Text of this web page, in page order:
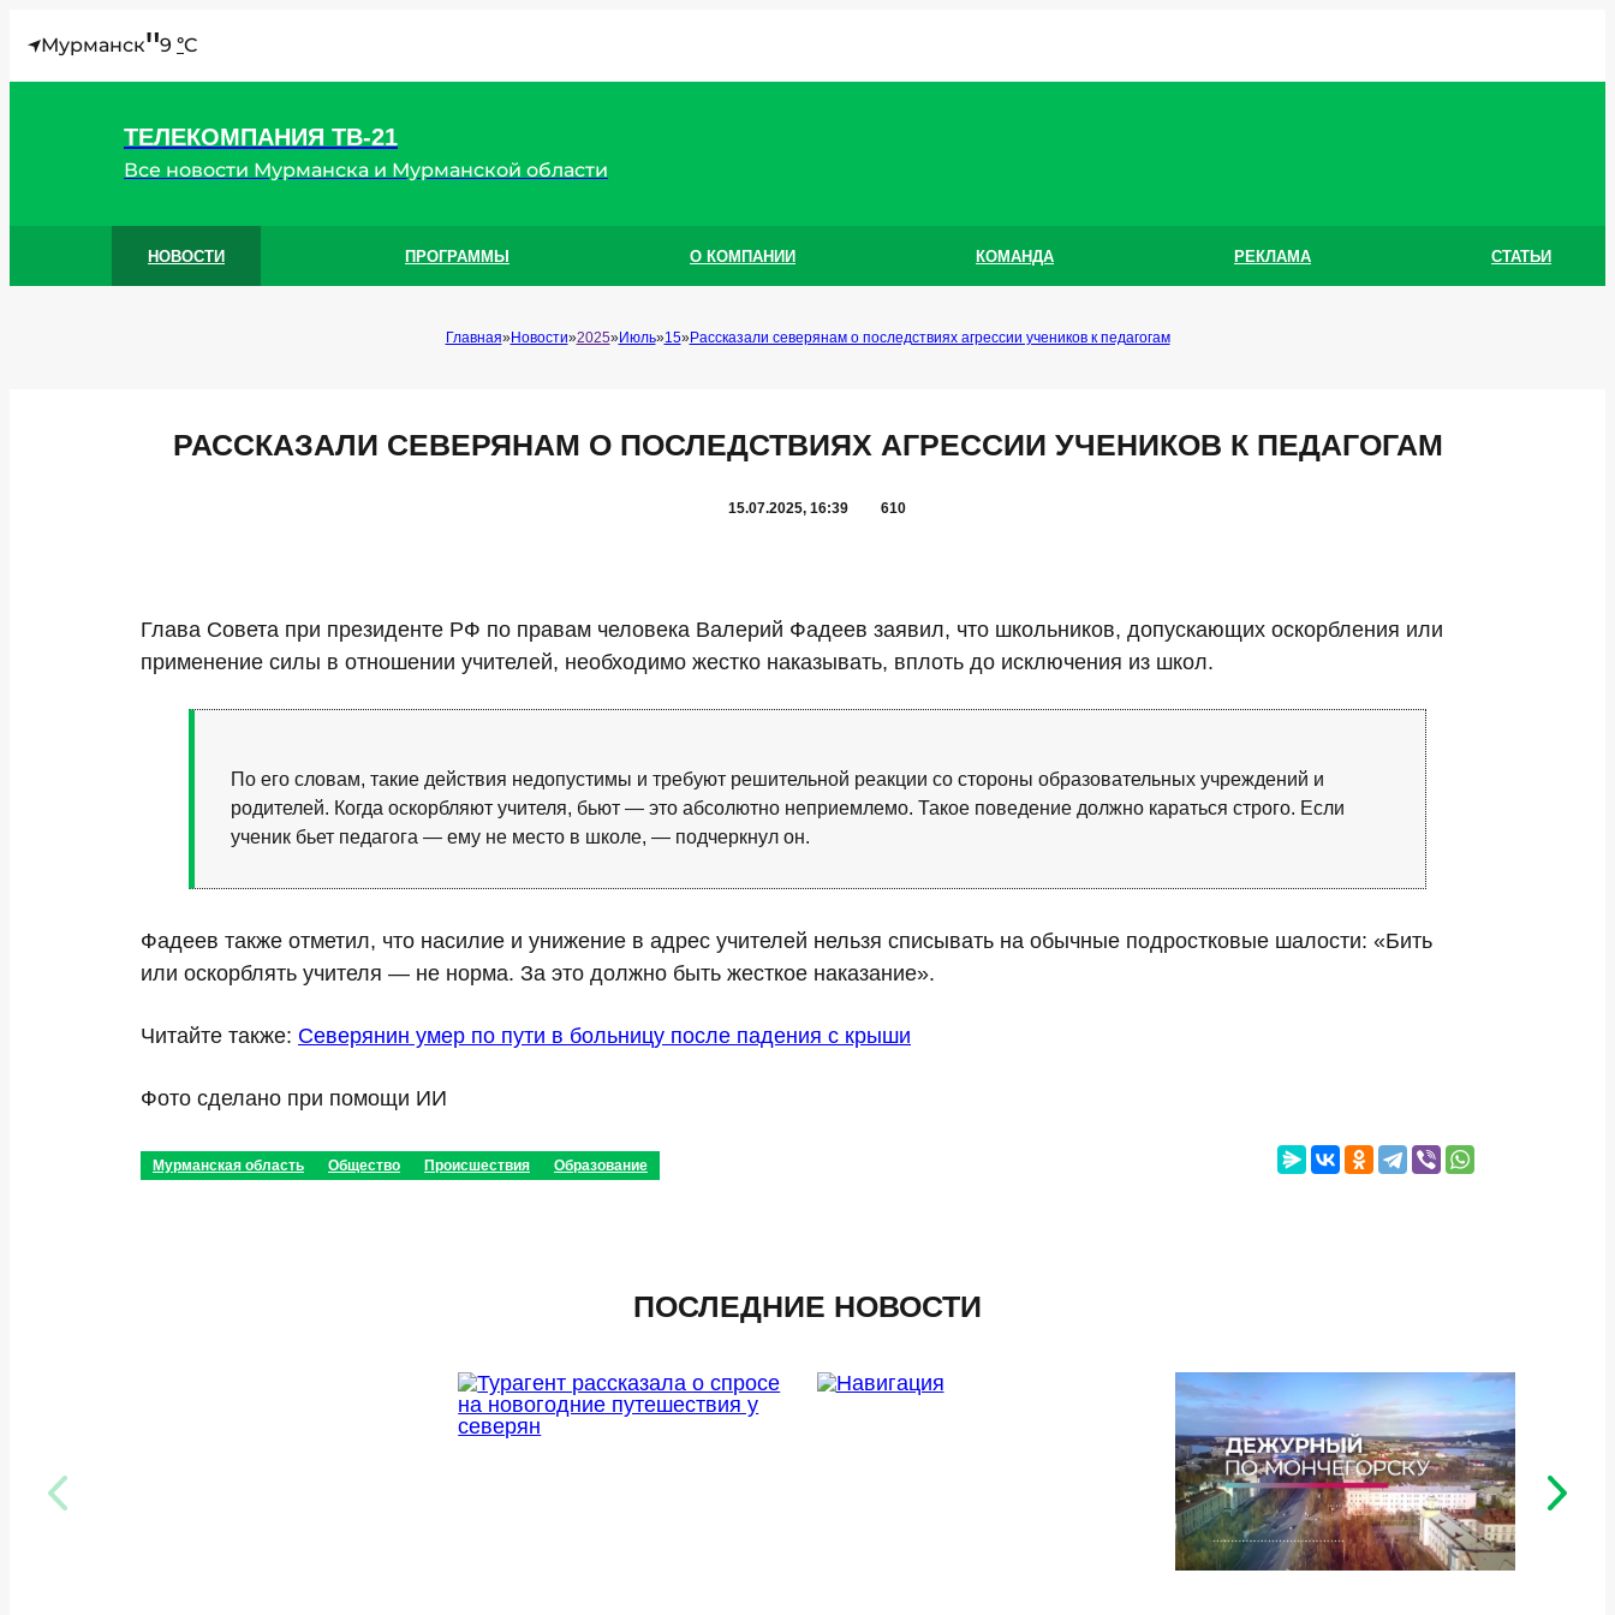
Мурманск"9 °C
ТЕЛЕКОМПАНИЯ ТВ-21
Все новости Мурманска и Мурманской области
НОВОСТИ ПРОГРАММЫ О КОМПАНИИ КОМАНДА РЕКЛАМА СТАТЬИ
Главная Новости 2025 Июль 15 Рассказали северянам о последствиях агрессии учеников к педагогам
РАССКАЗАЛИ СЕВЕРЯНАМ О ПОСЛЕДСТВИЯХ АГРЕССИИ УЧЕНИКОВ К ПЕДАГОГАМ
15.07.2025, 16:39 610
Глава Совета при президенте РФ по правам человека Валерий Фадеев заявил, что школьников, допускающих оскорбления или
применение силы в отношении учителей, необходимо жестко наказывать, вплоть до исключения из школ.
По его словам, такие действия недопустимы и требуют решительной реакции со стороны образовательных учреждений и
родителей. Когда оскорбляют учителя, бьют — это абсолютно неприемлемо. Такое поведение должно караться строго. Если
ученик бьет педагога — ему не место в школе, — подчеркнул он.
Фадеев также отметил, что насилие и унижение в адрес учителей нельзя списывать на обычные подростковые шалости: «Бить
или оскорблять учителя — не норма. За это должно быть жесткое наказание».
Читайте также: Северянин умер по пути в больницу после падения с крыши
Фото сделано при помощи ИИ
Мурманская область Общество Происшествия Образование
ПОСЛЕДНИЕ НОВОСТИ